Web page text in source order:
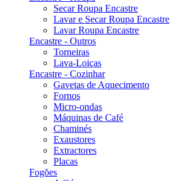
Secar Roupa Encastre
Lavar e Secar Roupa Encastre
Lavar Roupa Encastre
Encastre - Outros
Torneiras
Lava-Loiças
Encastre - Cozinhar
Gavetas de Aquecimento
Fornos
Micro-ondas
Máquinas de Café
Chaminés
Exaustores
Extractores
Placas
Fogões